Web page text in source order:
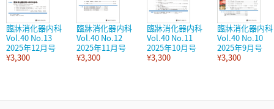
臨牀消化器内科
Vol.40 No.13
2025年12月号
¥3,300
臨牀消化器内科
Vol.40 No.12
2025年11月号
¥3,300
臨牀消化器内科
Vol.40 No.11
2025年10月号
¥3,300
臨牀消化器内科
Vol.40 No.10
2025年9月号
¥3,300